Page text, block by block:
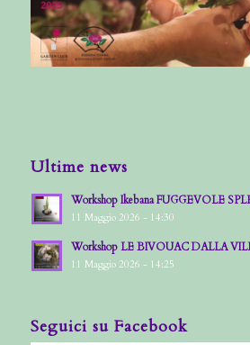
Ultime news
Workshop Ikebana FUGGEVOLE
11 Maggio 2026 - 14:30
Workshop LE BIVOUAC DALLA
11 Maggio 2026 - 14:25
Seguici su Facebook